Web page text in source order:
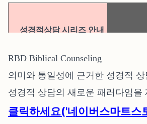
성경적상담 시리즈 안내
RBD Biblical Counseling
의미와 통일성에 근거한 성경적
성경적 상담의 새로운 패러다임을
클릭하세요('네이버스마트스